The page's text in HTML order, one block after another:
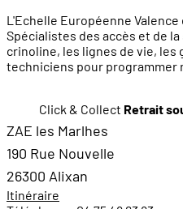
L'Echelle Européenne
Spécialistes des accès et de
crinoline, les lignes de vie, les
techniciens pour programmer
Click & Collect Retrait
ZAE les Marlhes
190 Rue Nouvelle
26300 Alixan
Itinéraire